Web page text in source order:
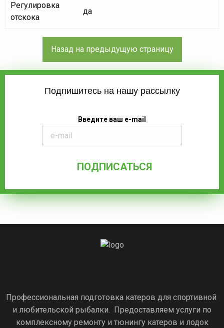
Регулировка
отскока
да
Подпишитесь на нашу рассылку
Введите ваш e-mail
Профессиональная подготовка катеров для спортивной
и любительской рыбалки. Предоставляем услуги по
комплексному ремонту и тюнингу катеров и лодок